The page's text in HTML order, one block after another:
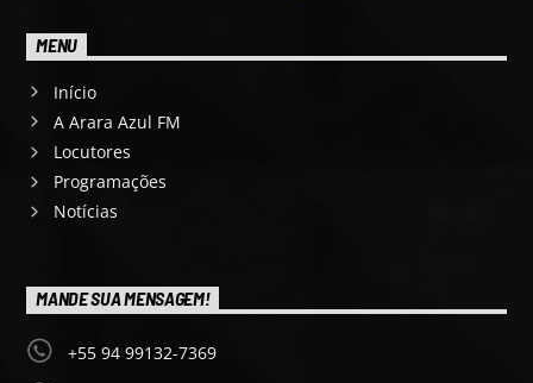
MENU
Início
A Arara Azul FM
Locutores
Programações
Notícias
MANDE SUA MENSAGEM!
+55 94 99132-7369